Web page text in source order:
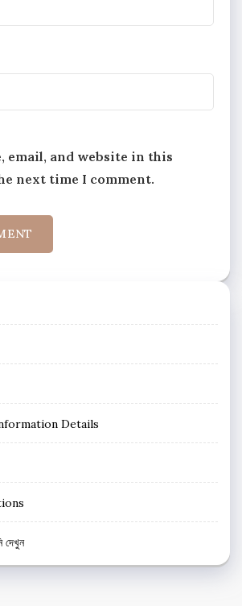
email, and website in this
next time I comment.
Details
দেখুন